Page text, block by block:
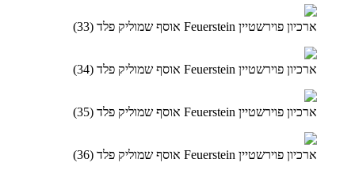
ארכיון פוירשטיין Feuerstein אוסף שמוליק פלד (33)
ארכיון פוירשטיין Feuerstein אוסף שמוליק פלד (34)
ארכיון פוירשטיין Feuerstein אוסף שמוליק פלד (35)
ארכיון פוירשטיין Feuerstein אוסף שמוליק פלד (36)